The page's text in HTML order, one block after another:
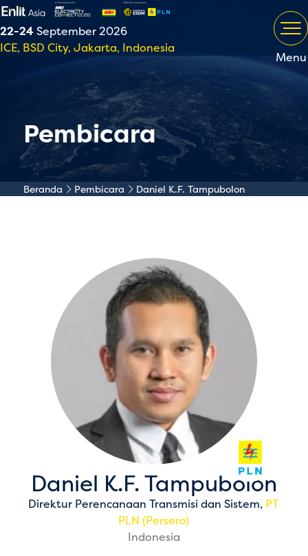
22-24September 2026
ICE, BSD City, Jakarta, Indonesia
Menu
Pembicara
Beranda Pembicara Daniel K.F. Tampubolon
Daniel K.F. Tampubolon
Direktur Perencanaan Transmisi dan Sistem, PT
PLN (Persero)
Indonesia